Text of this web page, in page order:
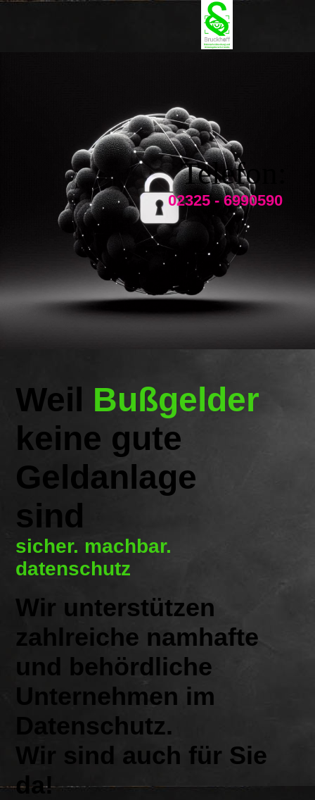
Telefon:
02325 - 6990590
Weil Bußgelder
keine gute
Geldanlage
sind
sicher. machbar.
datenschutz
Wir unterstützen
zahlreiche namhafte
und behördliche
Unternehmen im
Datenschutz.
Wir sind auch für Sie
da!